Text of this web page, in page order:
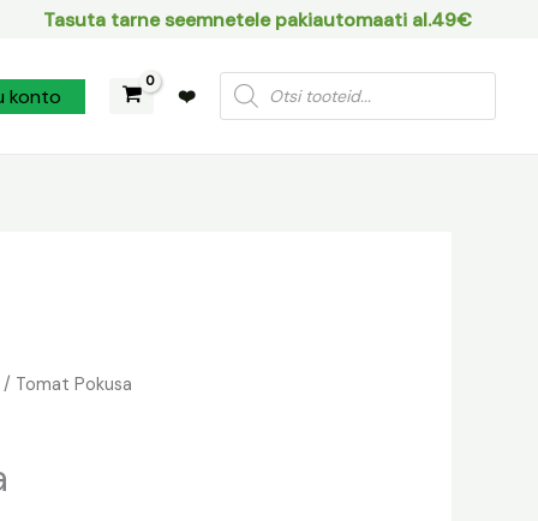
Tasuta tarne seemnetele pakiautomaati al.49€
konto ❤️
Products
search
/ Tomat Pokusa